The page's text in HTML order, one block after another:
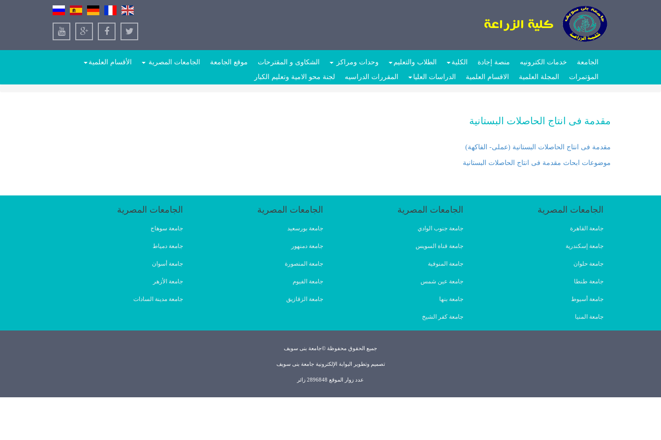
الجامعة خدمات الكترونيه منصة إجادة الكلية الطلاب والتعليم وحدات ومراكز الشكاوى و المقترحات موقع الجامعة الجامعات المصرية
الأقسام العلمية
المؤتمرات
المجلة العلمية الاقسام العلمية الدراسات العليا المقررات الدراسيه لجنة محو الامية وتعليم الكبار
مقدمة فى انتاج الحاصلات البستانية
مقدمة فى انتاج الحاصلات البستانية (عملى- الفاكهة)
موضوعات ابحاث مقدمة فى انتاج الحاصلات البستانية
الجامعات المصرية
جامعة القاهرة
جامعة إسكندرية
جامعة حلوان
جامعة طنطا
جامعة أسيوط
جامعة المنيا
الجامعات المصرية
جامعة جنوب الوادي
جامعة قناة السويس
جامعة المنوفية
جامعة عين شمس
جامعة بنها
جامعة كفر الشيخ
الجامعات المصرية
جامعة بورسعيد
جامعة دمنهور
جامعة المنصورة
جامعة الفيوم
جامعة الزقازيق
الجامعات المصرية
جامعة سوهاج
جامعة دمياط
جامعة أسوان
جامعة الأزهر
جامعة مدينة السادات
جميع الحقوق محفوظة ©جامعة بنى سويف
تصميم وتطوير البوابة الإلكترونية جامعة بنى سويف
عدد زوار الموقع 2896848 زائر